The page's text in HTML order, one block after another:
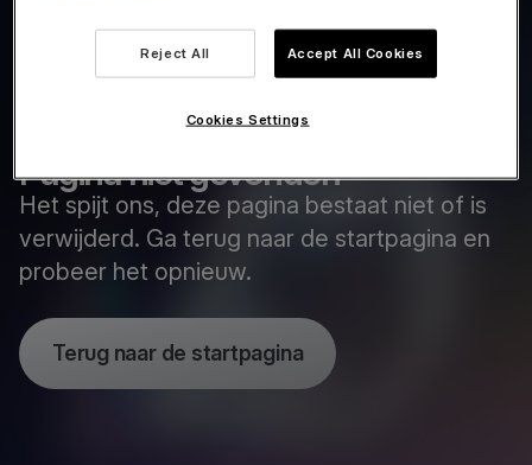
Pagina niet gevonden
Het spijt ons, deze pagina bestaat niet of is
verwijderd. Ga terug naar de startpagina en
probeer het opnieuw.
Terug naar de startpagina
Reject All Accept All Cookies
Cookies Settings